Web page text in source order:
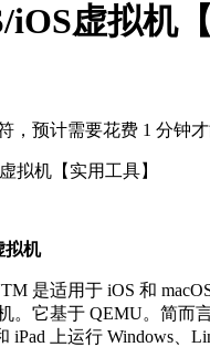
iOS虚拟机
，预计需要花费 1 分钟才
拟机
是适用于 iOS 和
。它基于 QEMU。简而
iPad 上运行 Windows、